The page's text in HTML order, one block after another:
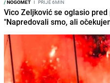
/NOGOMET I PRIJE 6MIN
Vico Zeljković se oglasio
"Napredovali smo, ali